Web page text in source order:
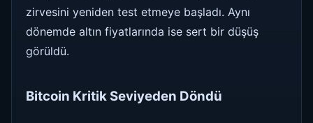
zirvesini yeniden test etmeye başladı. Aynı
dönemde altın fiyatlarında ise sert bir düşüş
görüldü.
Bitcoin Kritik Seviyeden Döndü